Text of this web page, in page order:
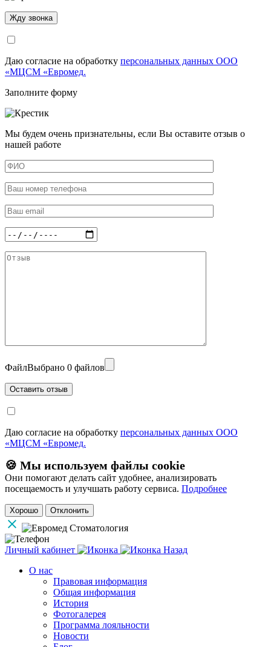
Даю согласие на обработку персональных данных ООО
«МЦСМ «Евромед.
Заполните форму
Мы будем очень признательны, если Вы оставите отзыв о
нашей работе
ФайлВыбрано 0 файлов
Даю согласие на обработку персональных данных ООО
«МЦСМ «Евромед.
🍪 Мы используем файлы cookie
Они помогают делать сайт удобнее, анализировать
посещаемость и улучшать работу сервиса. Подробнее
Хорошо Отклонить
Личный кабинет
Назад
О нас
Правовая информация
Общая информация
История
Фотогалерея
Программа лояльности
Новости